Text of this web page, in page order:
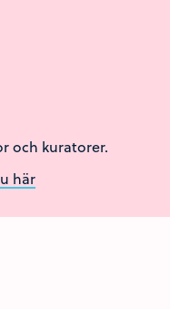
och kuratorer.
här